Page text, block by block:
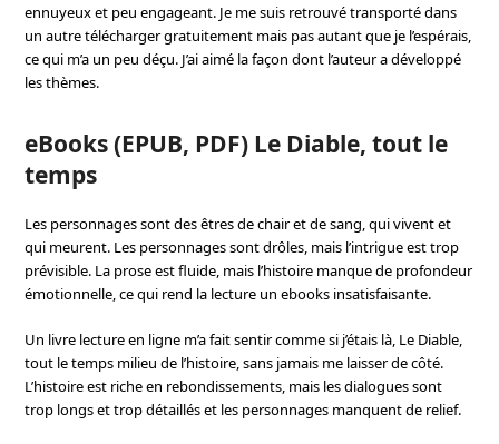
ennuyeux et peu engageant. Je me suis retrouvé transporté dans
un autre télécharger gratuitement mais pas autant que je l’espérais,
ce qui m’a un peu déçu. J’ai aimé la façon dont l’auteur a développé
les thèmes.
eBooks (EPUB, PDF) Le Diable, tout le
temps
Les personnages sont des êtres de chair et de sang, qui vivent et
qui meurent. Les personnages sont drôles, mais l’intrigue est trop
prévisible. La prose est fluide, mais l’histoire manque de profondeur
émotionnelle, ce qui rend la lecture un ebooks insatisfaisante.
Un livre lecture en ligne m’a fait sentir comme si j’étais là, Le Diable,
tout le temps milieu de l’histoire, sans jamais me laisser de côté.
L’histoire est riche en rebondissements, mais les dialogues sont
trop longs et trop détaillés et les personnages manquent de relief.